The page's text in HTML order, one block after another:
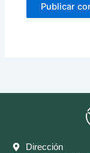
Dirección